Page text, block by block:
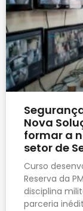
Nova
formar a
setor de
Curso
Reserva da
disciplina
parceria